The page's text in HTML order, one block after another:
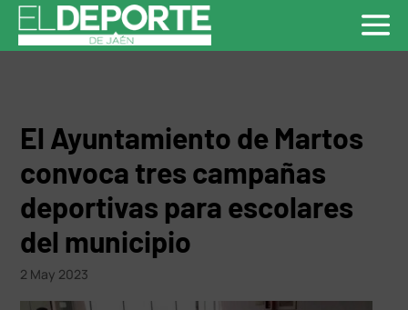
El Ayuntamiento de Martos
convoca tres campañas
deportivas para escolares
del municipio
2 May 2023